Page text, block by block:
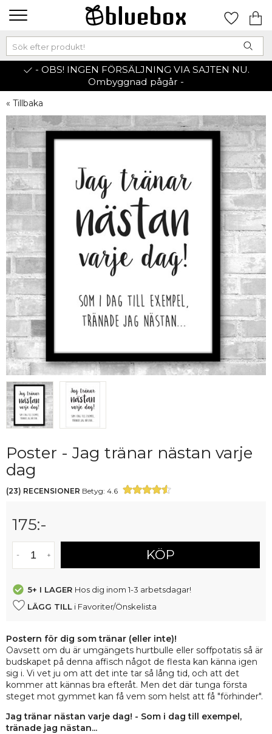
- OBS! INGEN FÖRSÄLJNING VIA SAJTEN NU.
Ombyggnad pågår -
« Tillbaka
Poster - Jag tränar nästan varje
dag
(23) RECENSIONER Betyg: 4.6
175:-
KÖP
5+ I LAGER Hos dig inom 1-3 arbetsdagar!
LÄGG TILL i Favoriter/Önskelista
Postern för dig som tränar (eller inte)!
Oavsett om du är umgängets hurtbulle eller soffpotatis så är
budskapet på denna affisch något de flesta kan känna igen
sig i. Vi vet ju om att det inte tar så lång tid, och att det
kommer att kännas bra efteråt. Men det där tunga första
steget mot gymmet kan få vem som helst att få "förhinder".
Jag tränar nästan varje dag! - Som i dag till exempel,
tränade jag nästan...